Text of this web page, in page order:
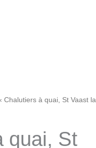
Chalutiers à quai, St Vaast la
quai, St